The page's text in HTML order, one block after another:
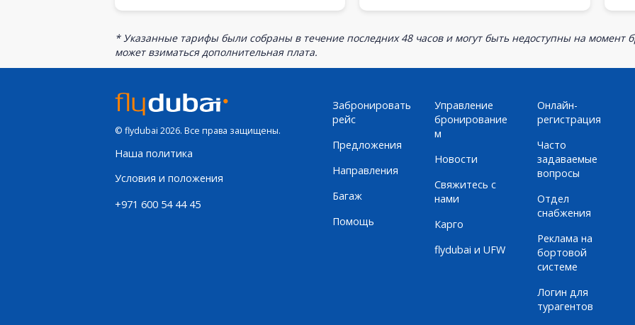
* Указанные тарифы были собраны в течение последних 48 часов и могут быть недоступны на момент
может взиматься дополнительная плата.
© flydubai 2026. Все права защищены.
Наша политика
Условия и положения
+971 600 54 44 45
Забронировать
рейс
Предложения
Направления
Багаж
Помощь
Управление
бронирование
м
Новости
Свяжитесь с
нами
Карго
flydubai и UFW
Онлайн-
регистрация
Часто
задаваемые
вопросы
Отдел
снабжения
Реклама на
бортовой
системе
Логин для
турагентов